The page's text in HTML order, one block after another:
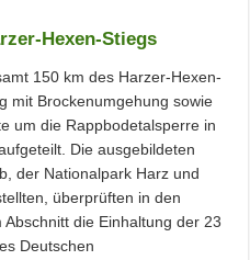
Hexen-Stiegs
150 km des Harzer-Hexen-
mit Brockenumgehung sowie
um die Rappbodetalsperre in
Die ausgebildeten
der Nationalpark Harz und
überprüften in den
die Einhaltung der 23
Deutschen